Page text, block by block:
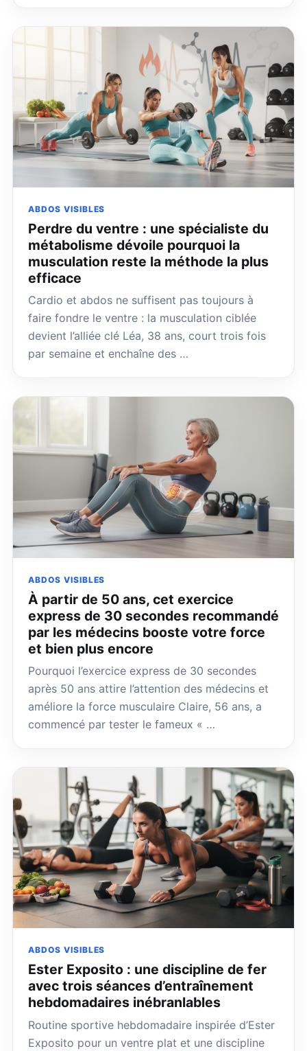
ABDOS VISIBLES
Perdre du ventre : une spécialiste du
métabolisme dévoile pourquoi la
musculation reste la méthode la plus
efficace
Cardio et abdos ne suffisent pas toujours à
faire fondre le ventre : la musculation ciblée
devient l’alliée clé Léa, 38 ans, court trois fois
par semaine et enchaîne des …
ABDOS VISIBLES
À partir de 50 ans, cet exercice
express de 30 secondes recommandé
par les médecins booste votre force
et bien plus encore
Pourquoi l’exercice express de 30 secondes
après 50 ans attire l’attention des médecins et
améliore la force musculaire Claire, 56 ans, a
commencé par tester le fameux « …
ABDOS VISIBLES
Ester Exposito : une discipline de fer
avec trois séances d’entraînement
hebdomadaires inébranlables
Routine sportive hebdomadaire inspirée d’Ester
Exposito pour un ventre plat et une discipline